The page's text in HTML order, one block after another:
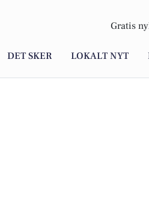
Gratis
DET SKER LOKALT NYT